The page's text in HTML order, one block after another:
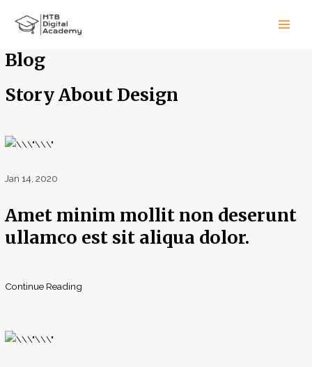
Blog
Story About Design
Jan 14, 2020
Amet minim mollit non deserunt
ullamco est sit aliqua dolor.
Continue Reading